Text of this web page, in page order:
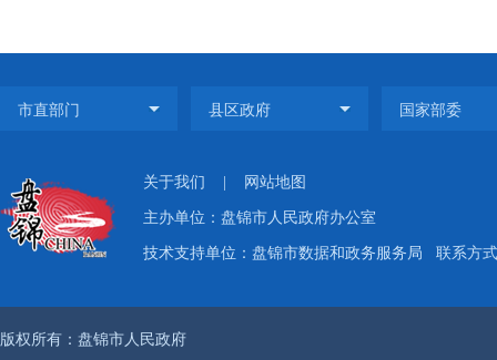
关于我们 网站地图
主办单位：盘锦市人民政府办公室
技术支持单位：盘锦市数据和政务服务局 联系方
版权所有：盘锦市人民政府